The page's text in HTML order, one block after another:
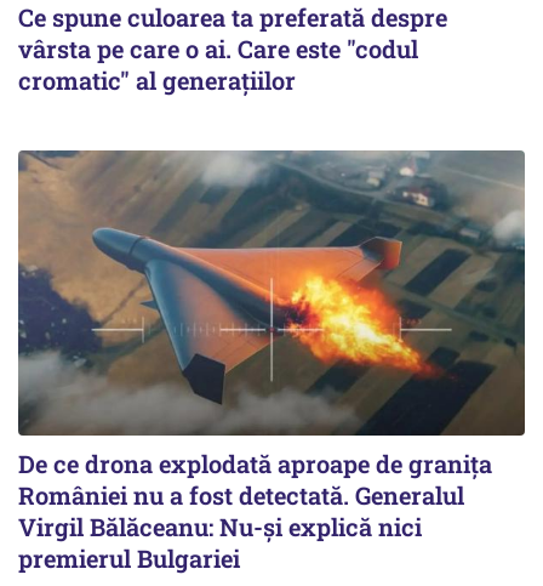
Ce spune culoarea ta preferată despre
vârsta pe care o ai. Care este "codul
cromatic" al generațiilor
De ce drona explodată aproape de granița
României nu a fost detectată. Generalul
Virgil Bălăceanu: Nu-și explică nici
premierul Bulgariei